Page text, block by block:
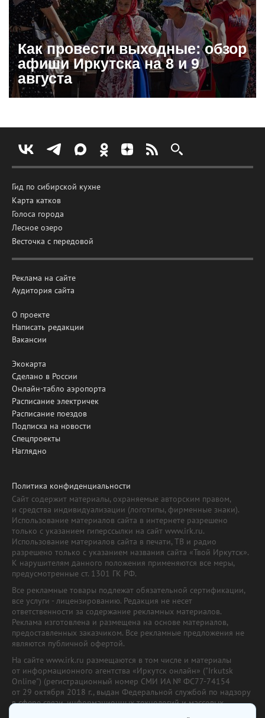
Как провести выходные: обзор
афиши Иркутска на 8 и 9
августа
Гид по сибирской кухне
Карта катков
Голоса города
Лесное озеро
Весточка с передовой
Реклама на сайте
Аудитория сайта
О проекте
Написать редакции
Вакансии
Экокарта
Сделано в России
Онлайн-табло аэропорта
Расписание электричек
Расписание поездов
Подписка на новости
Спецпроекты
Наглядно
Политика конфиденциальности
Сайт содержит материалы, охраняемые авторским правом,
и средства индивидуализации (логотипы, фирменные знаки).
Использование материалов сайта в интернете разрешено
только с указанием гиперссылки на сайт www.irk.ru.
Использование материалов сайта в печати, ТВ и радио
разрешено только с указанием названия сайта «Твой Иркутск».
К нарушителям данного положения применяются все меры,
предусмотренные ст. 1301 ГК РФ.
Все рекламные товары подлежат обязательной сертификации,
все услуги - лицензированию. Редакция не несет
ответственности за содержание рекламных материалов.
Реклама изготовлена и размещена на основе материалов,
предоставленных заказчиком. Все рекламные предложения не
являются публичной офертой.
На сайте www.irk.ru размещаются в том числе и материалы
от информационного агентства «Иркутск онлайн» ("Irkutsk
Online") (регистрационный номер СМИ ИА № ФС77-74154
от 29 октября 2018 г., выдан Федеральной службой по надзору
в сфере связи, информационных технологий и массовых